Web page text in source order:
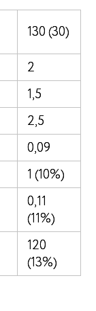
130 (30)
2
1,5
2,5
0,09
1 (10%)
0,11
(11%)
120
(13%)